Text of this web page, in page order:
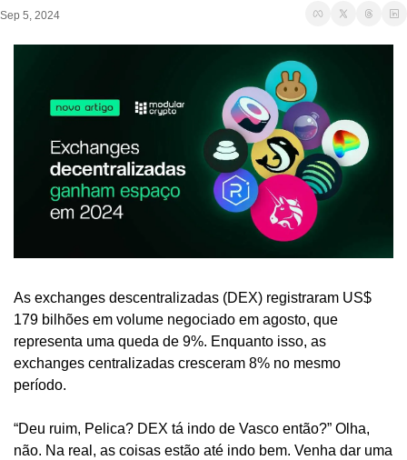
Sep 5, 2024
As exchanges descentralizadas (DEX) registraram US$
179 bilhões em volume negociado em agosto, que
representa uma queda de 9%. Enquanto isso, as
exchanges centralizadas cresceram 8% no mesmo
período.
“Deu ruim, Pelica? DEX tá indo de Vasco então?” Olha,
não. Na real, as coisas estão até indo bem. Venha dar uma